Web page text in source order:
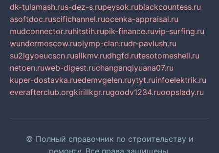
dk-tulamash.rus-dez-s.rupeysok.rublackcountess.ru
asoftdoc.ruscifichannel.ruocenka-appraisal.ru
mudconnector.ruhitstih.rupik-finance.ruvip-surfing.ru
wundermoscow.ruolymp-clan.rudr-pavlush.ru
su2lgyoeucscn.ruallkmv.rudhgfd.rutesotomeshell.ru
netoen.ruweb-digest.ruchanganqiyuana07.ru
kuper-dostavka.ruedemvgelen.ruytyt.ruinfoelektrik.ru
everafterclub.orgkirillkgr.rugoodv1234.ruoopslady.ru
© Полный справочник по строительству и
ремонту. Все права защищены.